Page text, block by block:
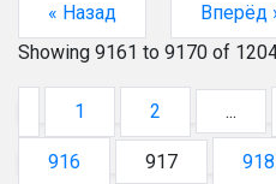
« Назад
Вперёд
Showing 9161 to 9170 of
1 2 ...
916 917 918